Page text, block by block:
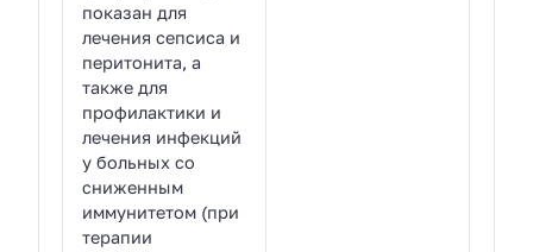
показан для
лечения сепсиса и
перитонита, а
также для
профилактики и
лечения инфекций
у больных со
сниженным
иммунитетом (при
терапии